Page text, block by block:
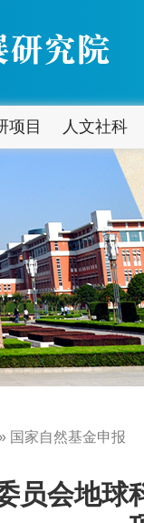
项目 人文社科
» 国家自然基金申报
员会地